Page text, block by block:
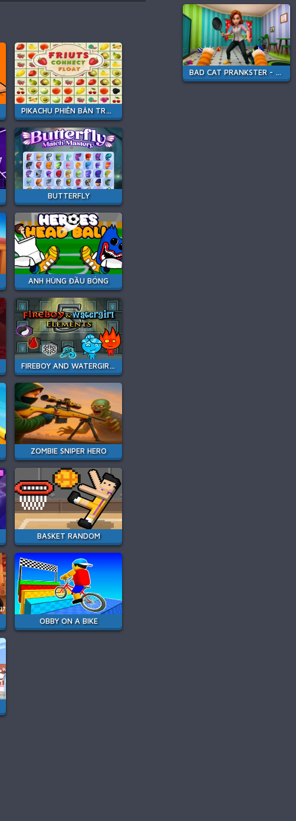
PIKACHU PHIÊN BẢN TRÁI CÂY
BUTTERFLY
ANH HÙNG ĐẦU BÓNG
FIREBOY AND WATERGIRL 5 ELEMENTS
ZOMBIE SNIPER HERO
BASKET RANDOM
OBBY ON A BIKE
BAD CAT PRANKSTER - MOM IS RETURN